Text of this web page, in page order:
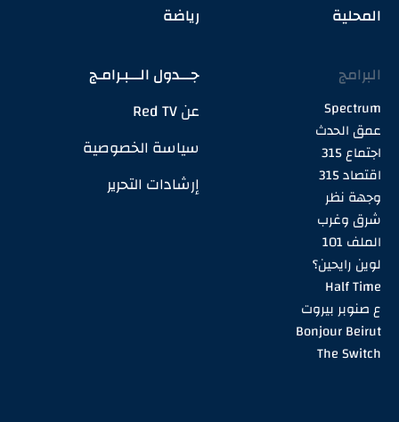
المحلية
رياضة
البرامج
Spectrum
عمق الحدث
اجتماع 315
اقتصاد 315
وجهة نظر
شرق وغرب
الملف 101
لوين رايحين؟
Half Time
ع صنوبر بيروت
Bonjour Beirut
The Switch
جـــدول الـــبـرامـج
عن Red TV
سياسة الخصوصية
إرشادات التحرير